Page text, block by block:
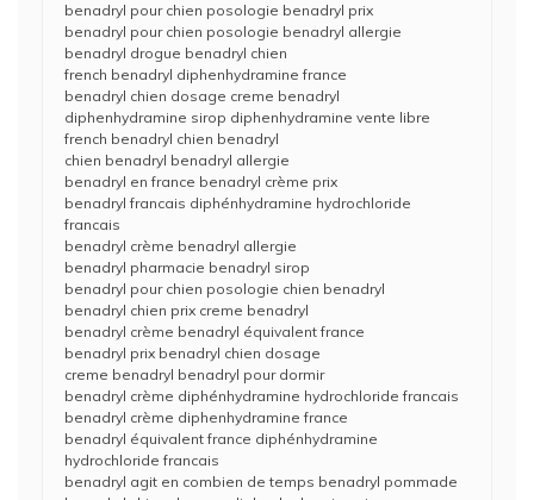
benadryl pour chien posologie benadryl prix
benadryl pour chien posologie benadryl allergie
benadryl drogue benadryl chien
french benadryl diphenhydramine france
benadryl chien dosage creme benadryl
diphenhydramine sirop diphenhydramine vente libre
french benadryl chien benadryl
chien benadryl benadryl allergie
benadryl en france benadryl crème prix
benadryl francais diphénhydramine hydrochloride
francais
benadryl crème benadryl allergie
benadryl pharmacie benadryl sirop
benadryl pour chien posologie chien benadryl
benadryl chien prix creme benadryl
benadryl crème benadryl équivalent france
benadryl prix benadryl chien dosage
creme benadryl benadryl pour dormir
benadryl crème diphénhydramine hydrochloride francais
benadryl crème diphenhydramine france
benadryl équivalent france diphénhydramine
hydrochloride francais
benadryl agit en combien de temps benadryl pommade